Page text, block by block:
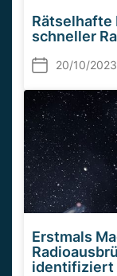
Rätselhafte
schneller
20/10/2023
Erstmals
identifiziert